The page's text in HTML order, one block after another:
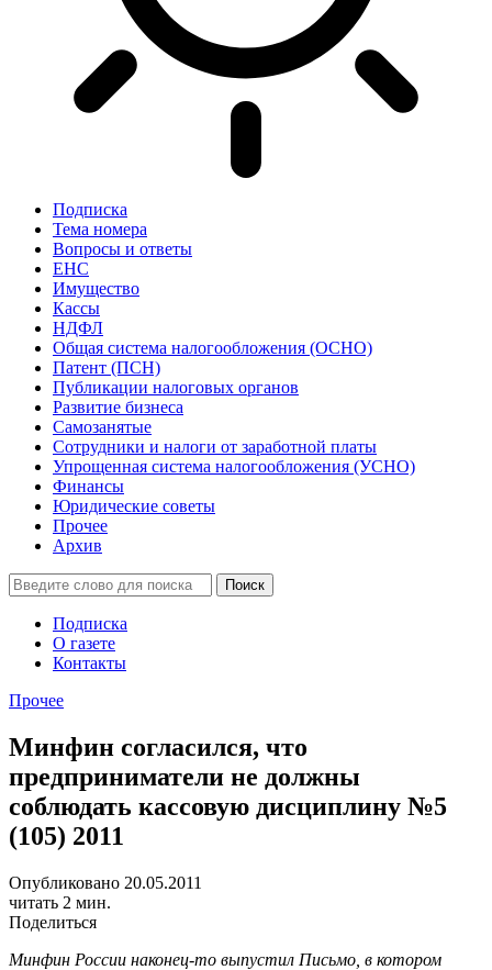
Подписка
Тема номера
Вопросы и ответы
ЕНС
Имущество
Кассы
НДФЛ
Общая система налогообложения (ОСНО)
Патент (ПСН)
Публикации налоговых органов
Развитие бизнеса
Самозанятые
Сотрудники и налоги от заработной платы
Упрощенная система налогообложения (УСНО)
Финансы
Юридические советы
Прочее
Архив
Подписка
О газете
Контакты
Прочее
Минфин согласился, что
предприниматели не должны
соблюдать кассовую дисциплину №5
(105) 2011
Опубликовано 20.05.2011
читать 2 мин.
Поделиться
Минфин России наконец-то выпустил Письмо, в котором